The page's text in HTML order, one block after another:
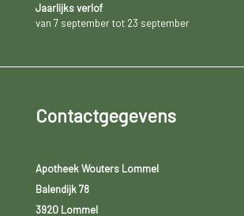
Jaarlijks verlof
van 7 september tot 23 september
Contactgegevens
Apotheek Wouters Lommel
Balendijk 78
3920 Lommel